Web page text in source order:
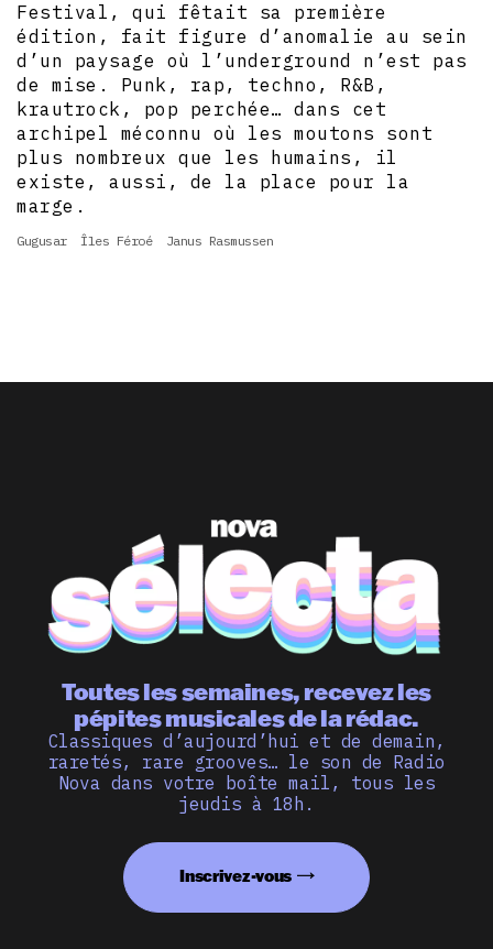
Festival, qui fêtait sa première
édition, fait figure d’anomalie au sein
d’un paysage où l’underground n’est pas
de mise. Punk, rap, techno, R&B,
krautrock, pop perchée… dans cet
archipel méconnu où les moutons sont
plus nombreux que les humains, il
existe, aussi, de la place pour la
marge.
Gugusar Îles Féroé Janus Rasmussen
Toutes les semaines, recevez les
pépites musicales de la rédac.
Classiques d’aujourd’hui et de demain,
raretés, rare grooves… le son de Radio
Nova dans votre boîte mail, tous les
jeudis à 18h.
Inscrivez-vous